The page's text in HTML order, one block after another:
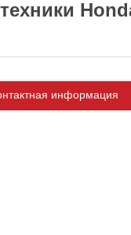
информация